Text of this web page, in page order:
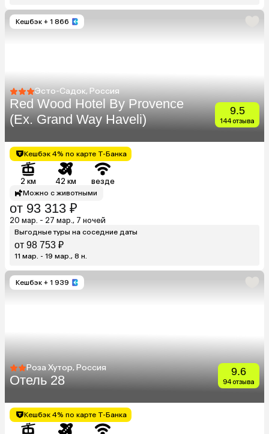
Кешбэк + 1 866
Эсто-Садок, Россия
Red Wood Hotel By Provence
(Ex. Grand Way Haveli)
9.5
144 отзыва
Кешбэк 4% по карте Т-Банка
2 км 42 км везде
Можно с животными
от 93 313 ₽
20 мар. - 27 мар., 7 ночей
Выгодные туры на соседние даты
от 98 753 ₽
11 мар. - 19 мар., 8 н.
Кешбэк + 1 939
Роза Хутор, Россия
Отель 28
9.6
94 отзыва
Кешбэк 4% по карте Т-Банка